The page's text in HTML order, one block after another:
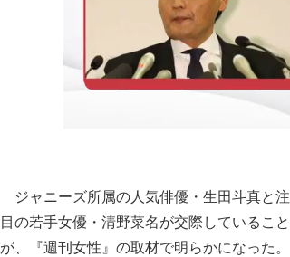
ジャニーズ所属の人気俳優・生田斗真と注
目の若手女優・清野菜名が交際していること
が、『週刊女性』の取材で明らかになった。